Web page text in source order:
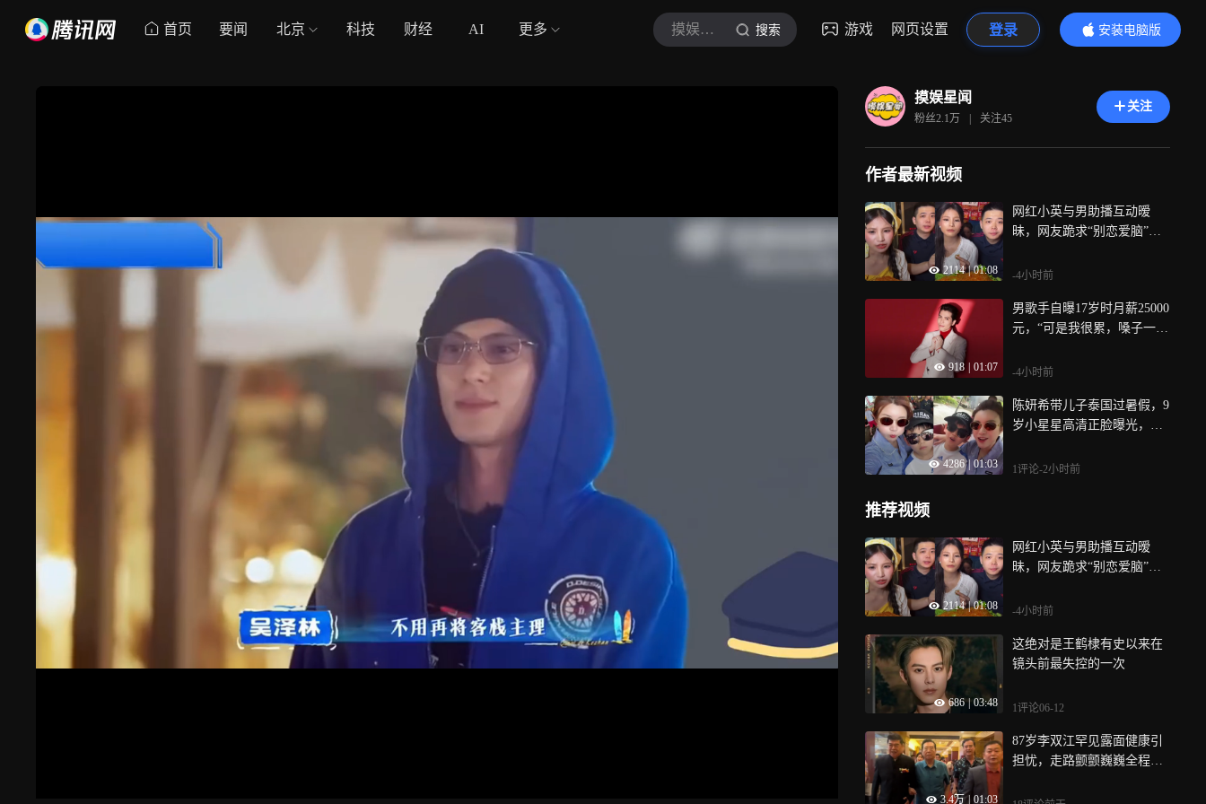
首页 要闻 北京 科技 财经 AI 更多 摸娱星闻 搜索 游戏 网页设置 登录
安装电脑版
内容更精彩
摸娱星闻
粉丝2.1万 | 关注45
关注
作者最新视频
2114 | 01:08
网红小英与男助播互动暧
昧，网友跪求“别恋爱脑”，
别的关系
-4小时前
918 01:07
男歌手自曝17岁时月薪25000
元，“可是我很累，嗓子一个
-4小时前
4286 | 01:03
陈妍希带儿子泰国过暑假，9
岁小星星高清正脸曝光，越
1评论-2小时前
推荐视频
2114 | 01:08
网红小英与男助播互动暧
昧，网友跪求“别恋爱脑”，
别的关系
-4小时前
686 03:48
这绝对是王鹤棣有史以来在
镜头前最失控的一次
1评论06-12
3.4万 01:03
87岁李双江罕见露面健康引
担忧，走路颤颤巍巍全程需